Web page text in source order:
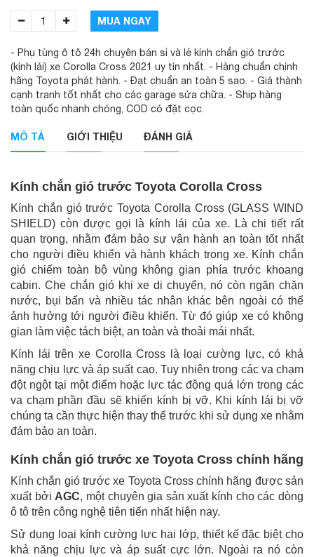
MUA NGAY
- Phụ tùng ô tô 24h chuyên bán sỉ và lẻ kính chắn gió trước
(kính lái) xe Corolla Cross 2021 uy tín nhất. - Hàng chuẩn chính
hãng Toyota phát hành. - Đạt chuẩn an toàn 5 sao. - Giá thành
cạnh tranh tốt nhất cho các garage sửa chữa. - Ship hàng
toàn quốc nhanh chóng, COD có đặt cọc.
MÔ TẢ GIỚI THIỆU ĐÁNH GIÁ
Kính chắn gió trước Toyota Corolla Cross
Kính chắn gió trước Toyota Corolla Cross (GLASS WIND
SHIELD) còn được gọi là kính lái của xe. Là chi tiết rất
quan trọng, nhằm đảm bảo sự vận hành an toàn tốt nhất
cho người điều khiển và hành khách trong xe. Kính chắn
gió chiếm toàn bộ vùng không gian phía trước khoang
cabin. Che chắn gió khi xe di chuyển, nó còn ngăn chặn
nước, bụi bẩn và nhiều tác nhân khác bên ngoài có thể
ảnh hưởng tới người điều khiển. Từ đó giúp xe có không
gian làm việc tách biệt, an toàn và thoải mái nhất.
Kính lái trên xe Corolla Cross là loại cường lực, có khả
năng chịu lực và áp suất cao. Tuy nhiên trong các va chạm
đột ngột tại một điểm hoặc lực tác động quá lớn trong các
va chạm phần đầu sẽ khiến kính bị vỡ. Khi kính lái bị vỡ
chúng ta cần thực hiện thay thế trước khi sử dụng xe nhằm
đảm bảo an toàn.
Kính chắn gió trước xe Toyota Cross chính hãng
Kính chắn gió trước xe Toyota Cross chính hãng được sản
xuất bởiAGC, một chuyên gia sản xuất kính cho các dòng
ô tô trên công nghệ tiên tiến nhất hiện nay.
Sử dụng loại kính cường lực hai lớp, thiết kế đặc biệt cho
khả năng chịu lực và áp suất cực lớn. Ngoài ra nó còn